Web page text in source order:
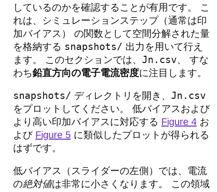
しているのかを確認することが有用です。 こ
れは、シミュレーションステップ（通常は印
加バイアス） の関数として空間分解された量
を格納する snapshots/ 出力を用いて行え
ます。 このセクションでは、 Jn.csv、 すな
わち鉛直方向の電子電流密度に注目します。
snapshots/ ディレクトリを開き、 Jn.csv
をプロットしてください。 低バイアスおよび
より高い印加バイアスに対応する Figure 4 お
よび Figure 5 に類似したプロットが得られる
はずです。
低バイアス（スライダーの左側）では、電流
の絶対値は非常に小さくなります。 この領域